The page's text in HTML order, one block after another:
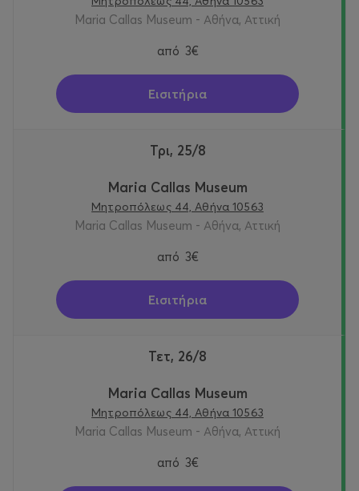
Maria Callas Museum - Αθήνα, Αττική
από 3€
Εισιτήρια
Τρι, 25/8
Maria Callas Museum
Μητροπόλεως 44, Αθήνα 10563
Maria Callas Museum - Αθήνα, Αττική
από 3€
Εισιτήρια
Τετ, 26/8
Maria Callas Museum
Μητροπόλεως 44, Αθήνα 10563
Maria Callas Museum - Αθήνα, Αττική
από 3€